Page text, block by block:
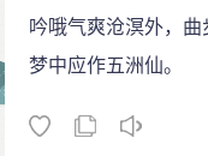
吟哦气爽沧溟外，曲
梦中应作五洲仙。